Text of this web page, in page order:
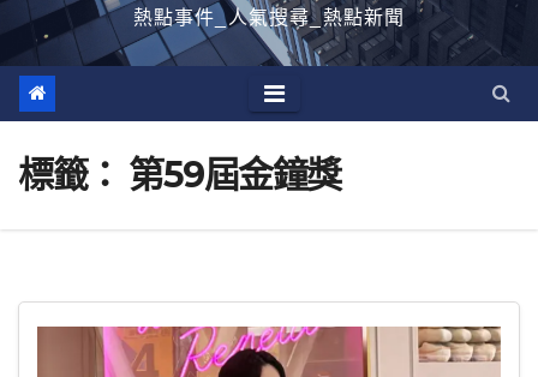
熱點事件_人氣搜尋_熱點新聞
標籤： 第59屆金鐘獎